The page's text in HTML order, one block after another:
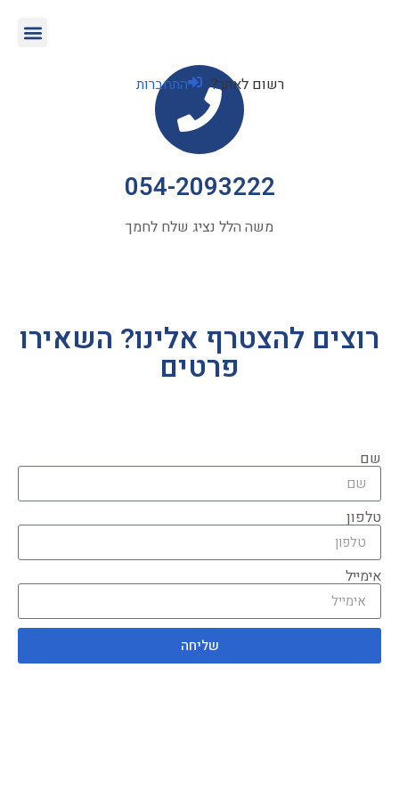
רשום לאתר? התחברות
054-2093222
משה הלל נציג שלח לחמך
רוצים להצטרף אלינו? השאירו
פרטים
שם
טלפון
אימייל
שליחה